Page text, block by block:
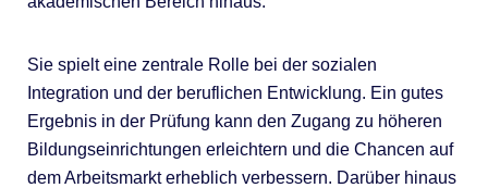
Sie spielt eine zentrale Rolle bei der sozialen
Integration und der beruflichen Entwicklung. Ein gutes
Ergebnis in der Prüfung kann den Zugang zu höheren
Bildungseinrichtungen erleichtern und die Chancen auf
dem Arbeitsmarkt erheblich verbessern. Darüber hinaus